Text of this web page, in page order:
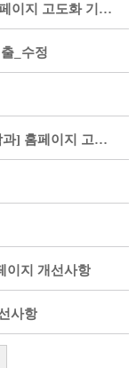
행정언론미디어학부 정치언론학전공 홈페이지 고도화 기존 유지
_수정
[컴퓨터학부 컴퓨터공학전공/컴퓨터공학과] 홈페이지 고도화 신청서 제출
이지 개선사항
사항